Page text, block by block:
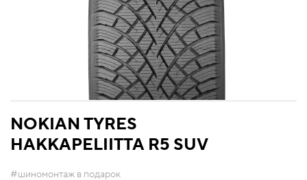
NOKIAN TYRES
HAKKAPELIITTA R5 SUV
#шиномонтаж в подарок